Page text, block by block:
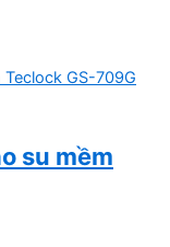
su mềm